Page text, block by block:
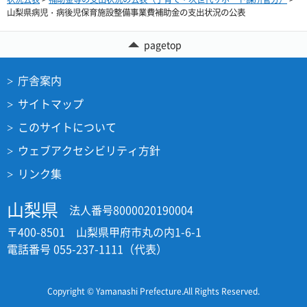
山梨県病児・病後児保育施設整備事業費補助金の支出状況の公表
pagetop
庁舎案内
サイトマップ
このサイトについて
ウェブアクセシビリティ方針
リンク集
山梨県
法人番号8000020190004
〒400-8501 山梨県甲府市丸の内1-6-1
電話番号 055-237-1111（代表）
Copyright © Yamanashi Prefecture.All Rights Reserved.